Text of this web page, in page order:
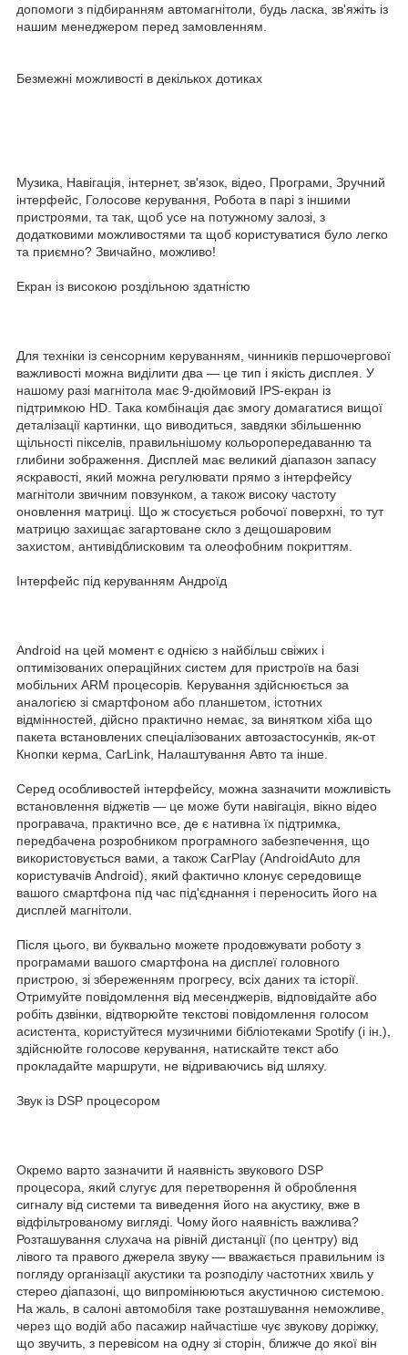
допомоги з підбиранням автомагнітоли, будь ласка, зв'яжіть із
нашим менеджером перед замовленням.
Безмежні можливості в декількох дотиках
Музика, Навігація, інтернет, зв'язок, відео, Програми, Зручний
інтерфейс, Голосове керування, Робота в парі з іншими
пристроями, та так, щоб усе на потужному залозі, з
додатковими можливостями та щоб користуватися було легко
та приємно? Звичайно, можливо!
Екран із високою роздільною здатністю
Для техніки із сенсорним керуванням, чинників першочергової
важливості можна виділити два — це тип і якість дисплея. У
нашому разі магнітола має 9-дюймовий IPS-екран із
підтримкою HD. Така комбінація дає змогу домагатися вищої
деталізації картинки, що виводиться, завдяки збільшенню
щільності пікселів, правильнішому кольоропередаванню та
глибини зображення. Дисплей має великий діапазон запасу
яскравості, який можна регулювати прямо з інтерфейсу
магнітоли звичним повзунком, а також високу частоту
оновлення матриці. Що ж стосується робочої поверхні, то тут
матрицю захищає загартоване скло з дещошаровим
захистом, антивідблисковим та олеофобним покриттям.
Інтерфейс під керуванням Андроїд
Android на цей момент є однією з найбільш свіжих і
оптимізованих операційних систем для пристроїв на базі
мобільних ARM процесорів. Керування здійснюється за
аналогією зі смартфоном або планшетом, істотних
відмінностей, дійсно практично немає, за винятком хіба що
пакета встановлених спеціалізованих автозастосунків, як-от
Кнопки керма, CarLink, Налаштування Авто та інше.
Серед особливостей інтерфейсу, можна зазначити можливість
встановлення віджетів — це може бути навігація, вікно відео
програвача, практично все, де є нативна їх підтримка,
передбачена розробником програмного забезпечення, що
використовується вами, а також CarPlay (AndroidAuto для
користувачів Android), який фактично клонує середовище
вашого смартфона під час під'єднання і переносить його на
дисплей магнітоли.
Після цього, ви буквально можете продовжувати роботу з
програмами вашого смартфона на дисплеї головного
пристрою, зі збереженням прогресу, всіх даних та історії.
Отримуйте повідомлення від месенджерів, відповідайте або
робіть дзвінки, відтворюйте текстові повідомлення голосом
асистента, користуйтеся музичними бібліотеками Spotify (і ін.),
здійснюйте голосове керування, натискайте текст або
прокладайте маршрути, не відриваючись від шляху.
Звук із DSP процесором
Окремо варто зазначити й наявність звукового DSP
процесора, який слугує для перетворення й оброблення
сигналу від системи та виведення його на акустику, вже в
відфільтрованому вигляді. Чому його наявність важлива?
Розташування слухача на рівній дистанції (по центру) від
лівого та правого джерела звуку — вважається правильним із
погляду організації акустики та розподілу частотних хвиль у
стерео діапазоні, що випромінюються акустичною системою.
На жаль, в салоні автомобіля таке розташування неможливе,
через що водій або пасажир найчастіше чує звукову доріжку,
що звучить, з перевісом на одну зі сторін, ближче до якої він